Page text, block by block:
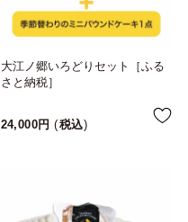
大江ノ郷いろどりセット［ふる
さと納税］
24,000 税込